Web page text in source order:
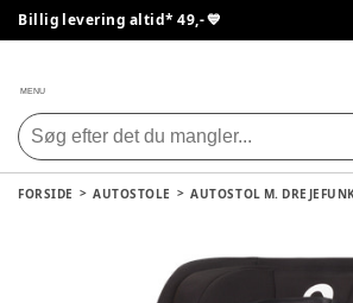
Billig levering altid* 49,- 💙
MENU
FORSIDE AUTOSTOLE AUTOSTOL M.